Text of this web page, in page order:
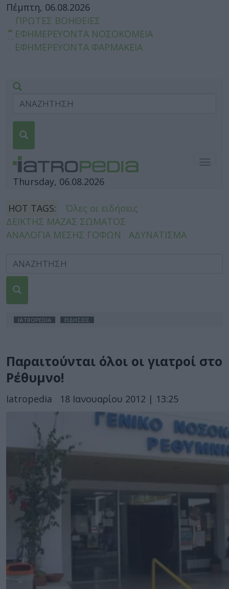
Πέμπτη, 06.08.2026
ΠΡΩΤΕΣ ΒΟΗΘΕΙΕΣ
ΕΦΗΜΕΡΕΥΟΝΤΑ ΝΟΣΟΚΟΜΕΙΑ
ΕΦΗΜΕΡΕΥΟΝΤΑ ΦΑΡΜΑΚΕΙΑ
Thursday, 06.08.2026
HOT TAGS:
Όλες οι ειδήσεις
ΔΕΙΚΤΗΣ ΜΑΖΑΣ ΣΩΜΑΤΟΣ
ΑΝΑΛΟΓΙΑ ΜΕΣΗΣ ΓΟΦΩΝ
ΑΔΥΝΑΤΙΣΜΑ
IATROPEDIA ΕΙΔΗΣΕΙΣ
Παραιτούνται όλοι οι γιατροί στο
Ρέθυμνο!
Iatropedia 18 Ιανουαρίου 2012 | 13:25